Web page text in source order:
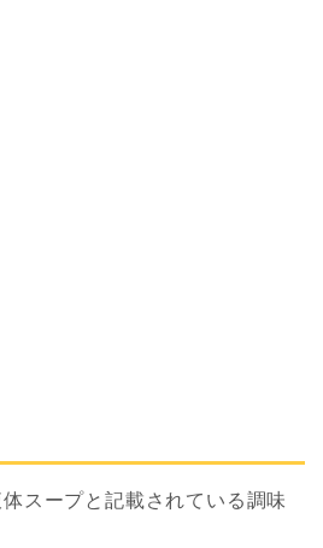
スープと記載されている調味